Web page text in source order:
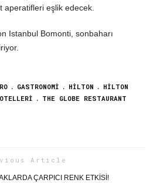
aperatifleri eşlik edecek.
Istanbul Bomonti, sonbaharı
GASTRONOMI HILTON
HILTON
THE GLOBE RESTAURANT
Article
ÇARPICI RENK ETKISI!